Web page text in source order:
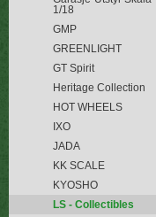
1/18
GMP
GREENLIGHT
GT Spirit
Heritage Collection
HOT WHEELS
IXO
JADA
KK SCALE
KYOSHO
LS - Collectibles